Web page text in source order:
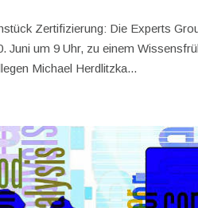
Zertifizierung: Die Experts
Juni um 9 Uhr, zu einem
Michael Herdlitzka...